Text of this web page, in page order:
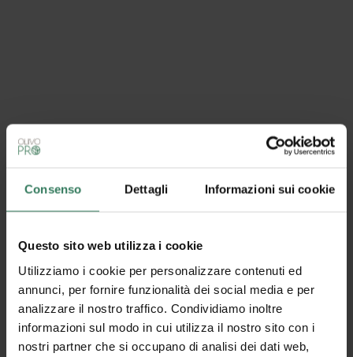
Consenso Dettagli Informazioni sui cookie
Questo sito web utilizza i cookie
Utilizziamo i cookie per personalizzare contenuti ed
annunci, per fornire funzionalità dei social media e per
analizzare il nostro traffico. Condividiamo inoltre
informazioni sul modo in cui utilizza il nostro sito con i
nostri partner che si occupano di analisi dei dati web,